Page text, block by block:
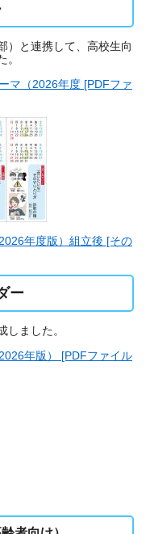
）と連携して、高校生向
マ（2026年度 [PDFファ
年度版）組立後 [その
ー
ました。
年版） [PDFファイル